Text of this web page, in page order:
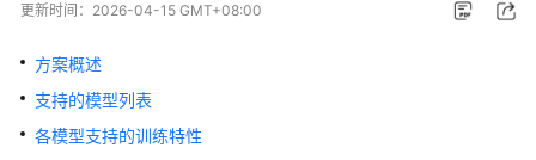
服
公
告
更新时间： 2026-04-15 GMT+08:00
方案概述
支持的模型列表
各模型支持的训练特性